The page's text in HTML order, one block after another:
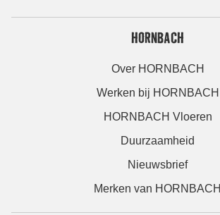
HORNBACH
Over HORNBACH
Werken bij HORNBACH
HORNBACH Vloeren
Duurzaamheid
Nieuwsbrief
Merken van HORNBACH